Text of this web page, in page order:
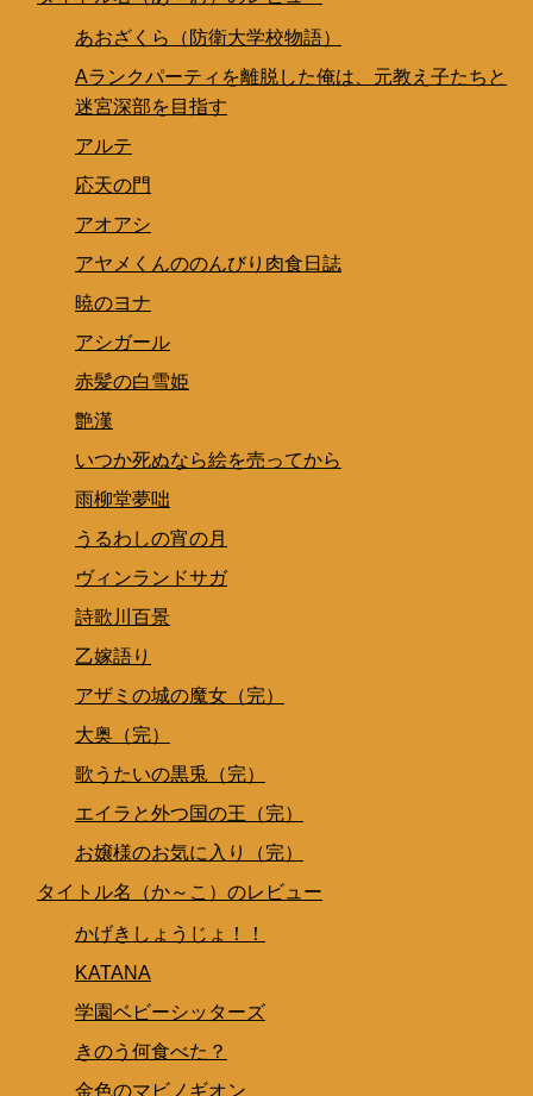
あおざくら（防衛大学校物語）
Aランクパーティを離脱した俺は、元教え子たちと
迷宮深部を目指す
アルテ
応天の門
アオアシ
アヤメくんののんびり肉食日誌
暁のヨナ
アシガール
赤髪の白雪姫
艶漢
いつか死ぬなら絵を売ってから
雨柳堂夢咄
うるわしの宵の月
ヴィンランドサガ
詩歌川百景
乙嫁語り
アザミの城の魔女（完）
大奥（完）
歌うたいの黒兎（完）
エイラと外つ国の王（完）
お嬢様のお気に入り（完）
タイトル名（か～こ）のレビュー
かげきしょうじょ！！
KATANA
学園ベビーシッターズ
きのう何食べた？
金色のマビノギオン